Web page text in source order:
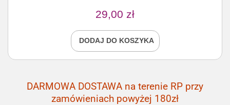
29,00 zł
DODAJ DO KOSZYKA
DARMOWA DOSTAWA na terenie RP przy
zamówieniach powyżej 180zł